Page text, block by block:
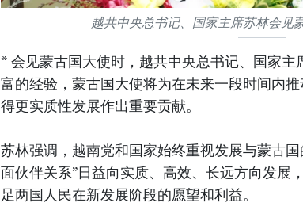
越共中央总书记、国家主席苏林会见
* 会见蒙古国大使时，越共中央总书记、国家
富的经验，蒙古国大使将为在未来一段时间内
得更实质性发展作出重要贡献。
苏林强调，越南党和国家始终重视发展与蒙古
面伙伴关系”日益向实质、高效、长远方向发展
足两国人民在新发展阶段的愿望和利益。